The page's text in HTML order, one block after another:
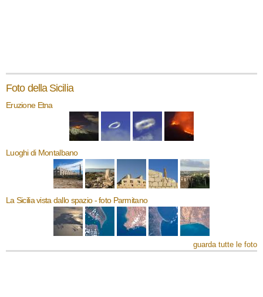
Foto della Sicilia
Eruzione Etna
Luoghi di Montalbano
La Sicilia vista dallo spazio - foto Parmitano
guarda tutte le foto